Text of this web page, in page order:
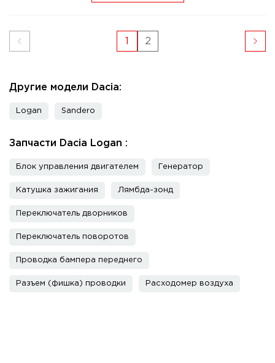
1 2
Другие модели Dacia:
Logan Sandero
Запчасти Dacia Logan :
Блок управления двигателем Генератор
Катушка зажигания Лямбда-зонд
Переключатель дворников
Переключатель поворотов
Проводка бампера переднего
Разъем (фишка) проводки Расходомер воздуха